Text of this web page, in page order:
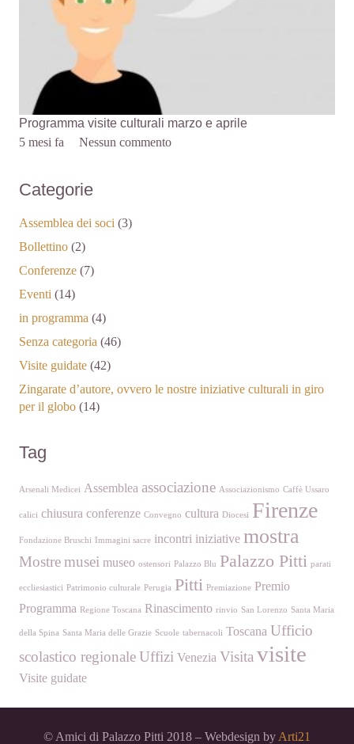
Programma visite culturali marzo e aprile
5 mesi fa
Nessun commento
Categorie
Assemblea dei soci (3)
Bollettino (2)
Conferenze (7)
Eventi (14)
in programma (4)
Senza categoria (46)
Visite guidate (42)
Zingarate d’autore, ovvero le nostre iniziative culturali in giro
per il globo (14)
Tag
Arsenali Medicei Assemblea associazione Associazionismo Caffè Ussaro
calici chiusura conferenze Convegno cultura Diocesi Firenze
Fondazione Bruschi Immagini sacre incontri iniziative mostra
Mostremusei museo ostensori Palazzo Blu Palazzo Pitti parati
eccliesiastici Patrimonio culturale Perugia Pitti Premiazione Premio
Programma Regione Toscana Rinascimento rinvio San Lorenzo Santa Maria
della Spina Santa Maria delle Grazie Scuole tabernacoli Toscana Ufficio
scolastico regionaleUffizi Venezia Visita visite
Visite guidate
© Amici di Palazzo Pitti 2018 – Webdesign by Arti21